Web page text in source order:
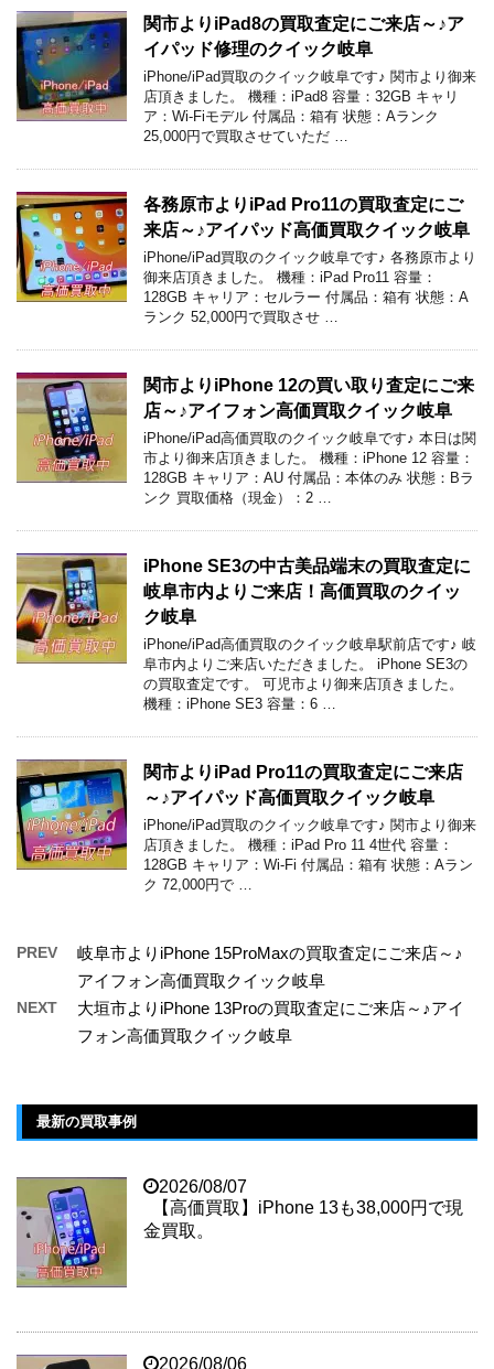
関市よりiPad8の買取査定にご来店～♪ア
イパッド修理のクイック岐阜
iPhone/iPad買取のクイック岐阜です♪ 関市より御来
店頂きました。 機種：iPad8 容量：32GB キャリ
ア：Wi-Fiモデル 付属品：箱有 状態：Aランク
25,000円で買取させていただ …
各務原市よりiPad Pro11の買取査定にご
来店～♪アイパッド高価買取クイック岐阜
iPhone/iPad買取のクイック岐阜です♪ 各務原市より
御来店頂きました。 機種：iPad Pro11 容量：
128GB キャリア：セルラー 付属品：箱有 状態：A
ランク 52,000円で買取させ …
関市よりiPhone 12の買い取り査定にご来
店～♪アイフォン高価買取クイック岐阜
iPhone/iPad高価買取のクイック岐阜です♪ 本日は関
市より御来店頂きました。 機種：iPhone 12 容量：
128GB キャリア：AU 付属品：本体のみ 状態：Bラ
ンク 買取価格（現金）：2 …
iPhone SE3の中古美品端末の買取査定に
岐阜市内よりご来店！高価買取のクイッ
ク岐阜
iPhone/iPad高価買取のクイック岐阜駅前店です♪ 岐
阜市内よりご来店いただきました。 iPhone SE3の
の買取査定です。 可児市より御来店頂きました。
機種：iPhone SE3 容量：6 …
関市よりiPad Pro11の買取査定にご来店
～♪アイパッド高価買取クイック岐阜
iPhone/iPad買取のクイック岐阜です♪ 関市より御来
店頂きました。 機種：iPad Pro 11 4世代 容量：
128GB キャリア：Wi-Fi 付属品：箱有 状態：Aラン
ク 72,000円で …
PREV
岐阜市よりiPhone 15ProMaxの買取査定にご来店～♪
アイフォン高価買取クイック岐阜
NEXT
大垣市よりiPhone 13Proの買取査定にご来店～♪アイ
フォン高価買取クイック岐阜
最新の買取事例
2026/08/07
【高価買取】iPhone 13も38,000円で現
金買取。
2026/08/06